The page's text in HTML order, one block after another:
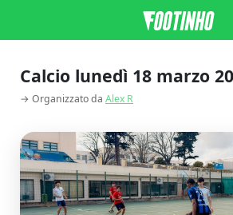
Calcio lunedì 18 marzo
→ Organizzato da Alex R